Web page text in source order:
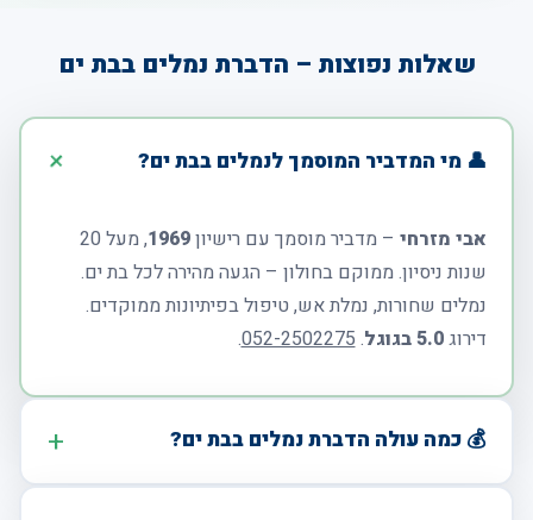
שאלות נפוצות – הדברת נמלים בבת ים
👤 מי המדביר המוסמך לנמלים בבת ים?
אבי מזרחי – מדביר מוסמך עם רישיון1969
, מעל 20
שנות ניסיון. ממוקם בחולון – הגעה מהירה לכל בת ים.
נמלים שחורות, נמלת אש, טיפול בפיתיונות ממוקדים.
דירוג5.0 בגוגל .
052-2502275
.
💰 כמה עולה הדברת נמלים בבת ים?